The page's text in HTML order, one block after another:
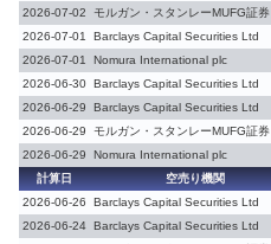
2026-07-02
モルガン・スタンレーMUFG証券
2026-07-01
Barclays Capital Securities Ltd
2026-07-01
Nomura International plc
2026-06-30 Barclays Capital Securities Ltd
2026-06-29
Barclays Capital Securities Ltd
2026-06-29
モルガン・スタンレーMUFG証券
2026-06-29
Nomura International plc
計算日
空売り機関
2026-06-26
Barclays Capital Securities Ltd
2026-06-24 Barclays Capital Securities Ltd